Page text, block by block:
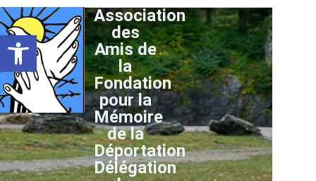
Ouvrir la barre d’outils
Association
des
Amis de
la
Fondation
pour la
Mémoire
de la
Déportation
Délégation